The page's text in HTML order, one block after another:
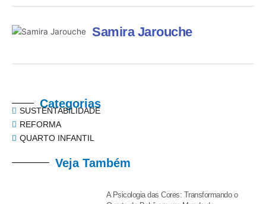
Samira Jarouche
Categorias
SUSTENTABILIDADE
REFORMA
QUARTO INFANTIL
Veja Também
A Psicologia das Cores: Transformando o